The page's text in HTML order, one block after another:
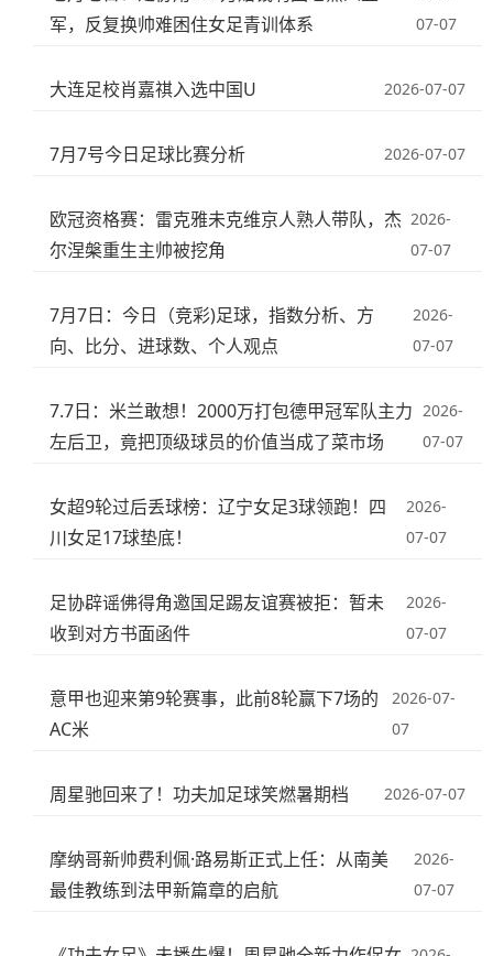
军，反复换帅难困住女足青训体系
07-07
大连足校肖嘉祺入选中国U 2026-07-07
7月7号今日足球比赛分析 2026-07-07
欧冠资格赛：雷克雅未克维京人熟人带队，杰
尔涅槃重生主帅被挖角
2026-
07-07
7月7日：今日（竞彩)足球，指数分析、方
向、比分、进球数、个人观点
2026-
07-07
7.7日：米兰敢想！2000万打包德甲冠军队主力
左后卫，竟把顶级球员的价值当成了菜市场
2026-
07-07
女超9轮过后丢球榜：辽宁女足3球领跑！四
川女足17球垫底！
2026-
07-07
足协辟谣佛得角邀国足踢友谊赛被拒：暂未
收到对方书面函件
2026-
07-07
意甲也迎来第9轮赛事，此前8轮赢下7场的
AC米
2026-07-
07
周星驰回来了！功夫加足球笑燃暑期档 2026-07-07
摩纳哥新帅费利佩·路易斯正式上任：从南美
最佳教练到法甲新篇章的启航
2026-
07-07